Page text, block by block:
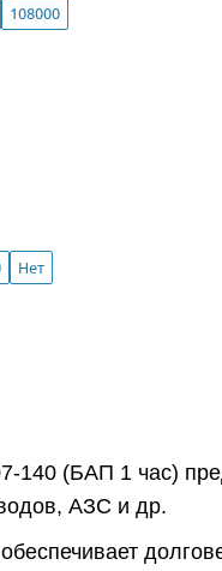
108000
Нет
(БАП 1 час)
АЗС и др.